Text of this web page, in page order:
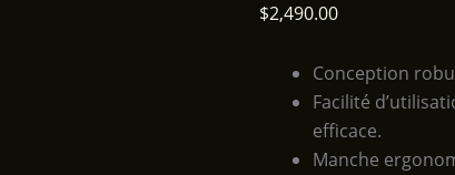
$2,490.00
Conception
Facilité
efficace.
Manche